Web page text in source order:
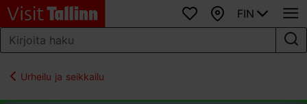
SuosikitKartta
FIN
Urheilu ja seikkailu